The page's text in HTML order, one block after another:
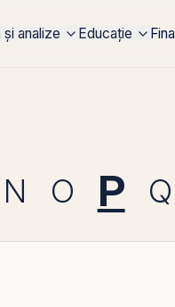
și analize Educație
N O P Q